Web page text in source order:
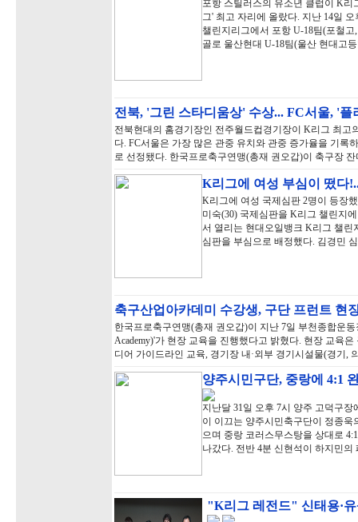
포항 스틸러스의 유소년 클럽이 K리
그' 최고 자리에 올랐다. 지난 14일
챌린지리그에서 포항 U-18팀(포철고
골로 울산현대 U-18팀(울산 현대고
전북, '그린 스타디움상' 수상... FC서울, '
전북현대의 홈경기장인 전주월드컵경기장이 K리그 최
다. FC서울은 가장 많은 관중 유치와 관중 증가율을 기록
로 선정됐다. 한국프로축구연맹(총재 권오갑)이 축구장
K리그에 여성 부심이 떴다
K리그에 여성 국제심판 2명이 등장
미숙(30) 국제심판을 K리그 챌린지
서 열리는 현대오일뱅크 K리그 챌린
심판을 부심으로 배정했다. 김경민
축구산업아카데미 수강생, 구단 프런트 현
한국프로축구연맹(총재 권오갑)이 지난 7일 부천종합운
Academy)'가 현장 교육을 진행했다고 밝혔다. 현장 교육
디어 가이드라인 교육, 경기장 내·외부 경기시설물(경기,
양주시민구단, 중랑에 4:1
지난달 31일 오후 7시 양주 고덕구
이 이끄는 양주시민축구단이 정종
으며 중랑 코러스무스탕을 상대로
나갔다. 전반 4분 신현석이 하지민
"K리그 레전드" 신태용·